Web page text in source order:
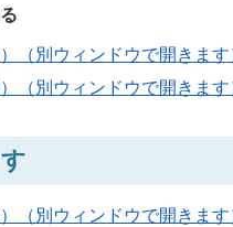
（別ウィンドウで開きます
（別ウィンドウで開きます
（別ウィンドウで開きます